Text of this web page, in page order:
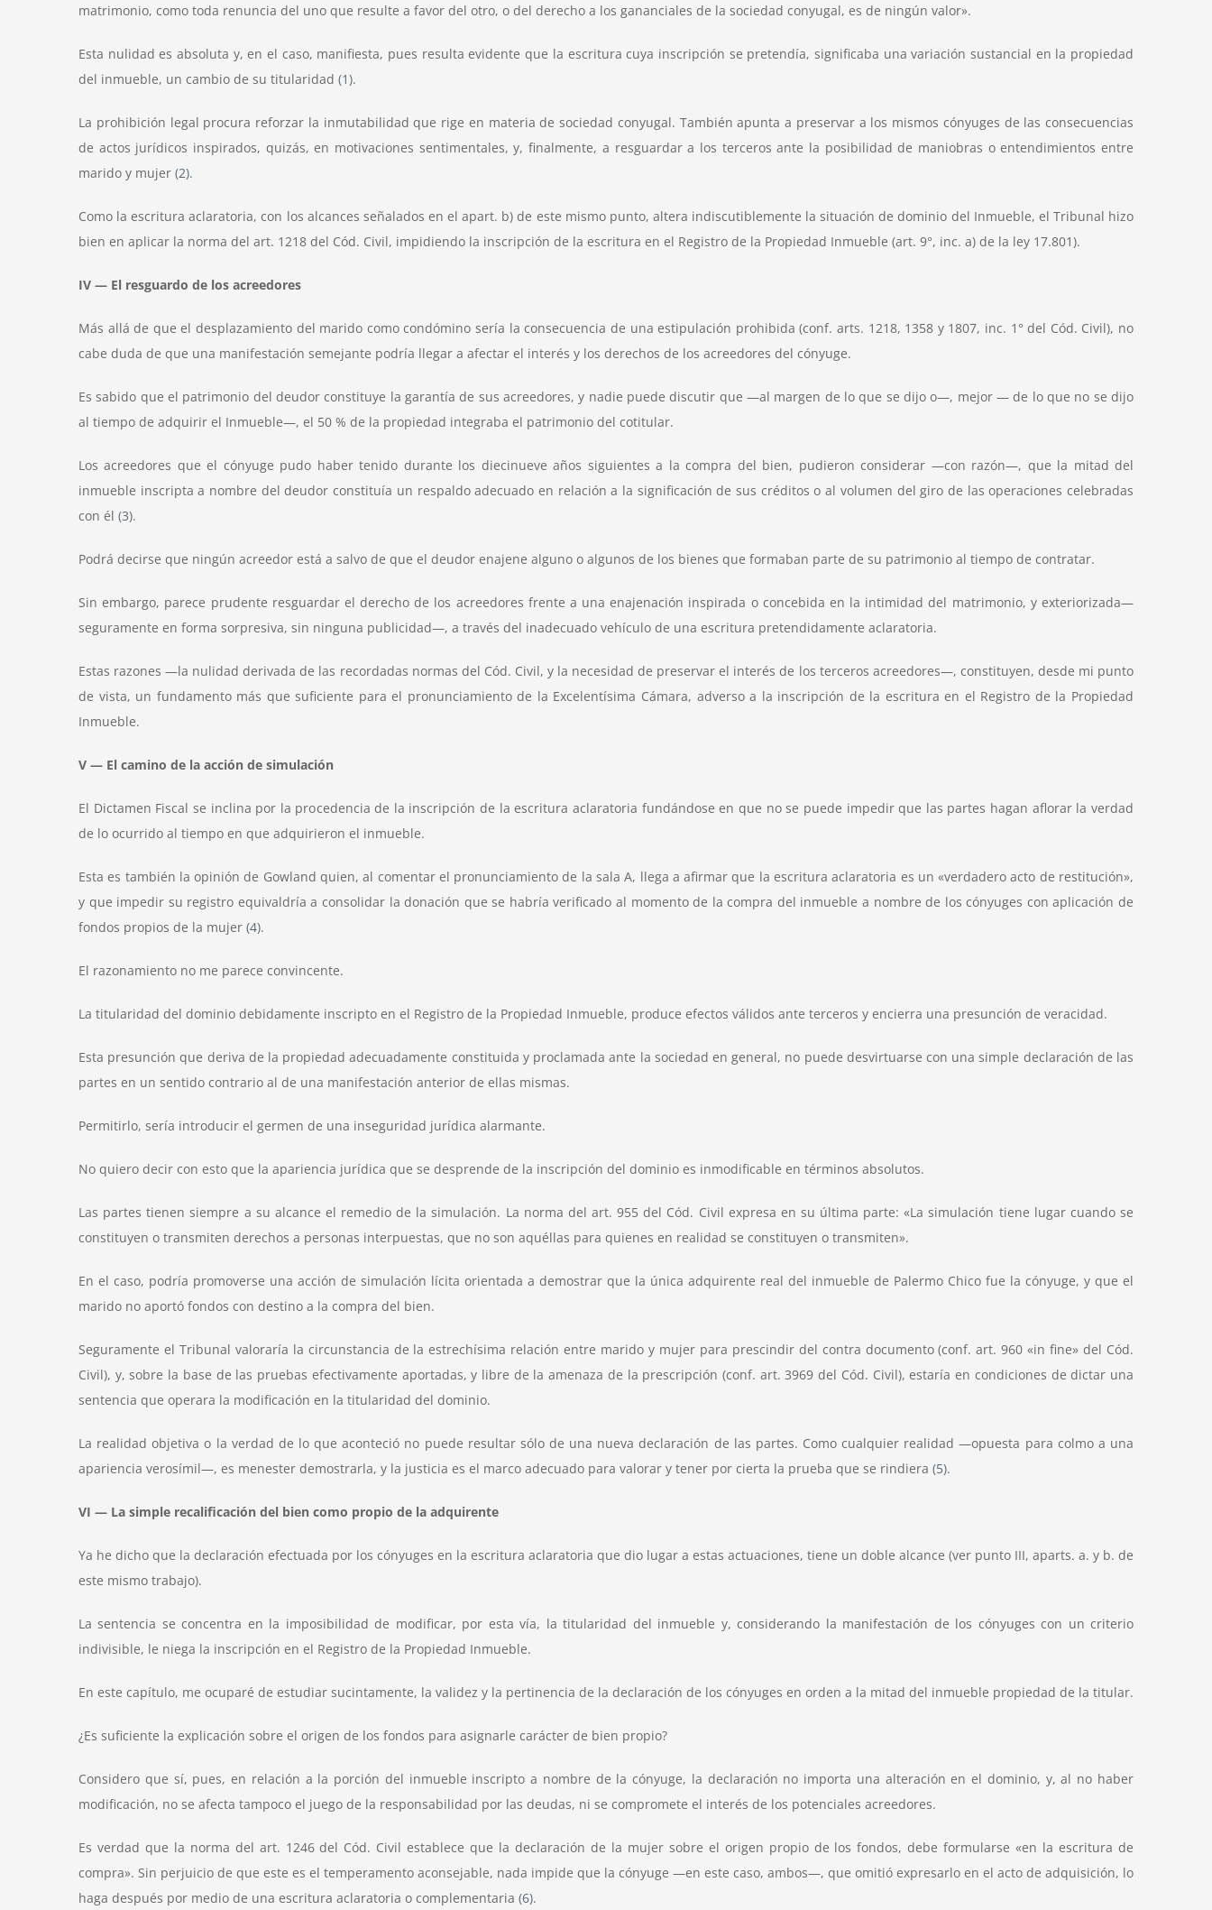
matrimonio, como toda renuncia del uno que resulte a favor del otro, o del derecho a los gananciales de la sociedad conyugal, es de ningún valor».
Esta nulidad es absoluta y, en el caso, manifiesta, pues resulta evidente que la escritura cuya inscripción se pretendía, significaba una variación sustancial en la propiedad
del inmueble, un cambio de su titularidad (1).
La prohibición legal procura reforzar la inmutabilidad que rige en materia de sociedad conyugal. También apunta a preservar a los mismos cónyuges de las consecuencias
de actos jurídicos inspirados, quizás, en motivaciones sentimentales, y, finalmente, a resguardar a los terceros ante la posibilidad de maniobras o entendimientos entre
marido y mujer (2).
Como la escritura aclaratoria, con los alcances señalados en el apart. b) de este mismo punto, altera indiscutiblemente la situación de dominio del Inmueble, el Tribunal hizo
bien en aplicar la norma del art. 1218 del Cód. Civil, impidiendo la inscripción de la escritura en el Registro de la Propiedad Inmueble (art. 9°, inc. a) de la ley 17.801).
IV — El resguardo de los acreedores
Más allá de que el desplazamiento del marido como condómino sería la consecuencia de una estipulación prohibida (conf. arts. 1218, 1358 y 1807, inc. 1° del Cód. Civil), no
cabe duda de que una manifestación semejante podría llegar a afectar el interés y los derechos de los acreedores del cónyuge.
Es sabido que el patrimonio del deudor constituye la garantía de sus acreedores, y nadie puede discutir que —al margen de lo que se dijo o—, mejor — de lo que no se dijo
al tiempo de adquirir el Inmueble—, el 50 % de la propiedad integraba el patrimonio del cotitular.
Los acreedores que el cónyuge pudo haber tenido durante los diecinueve años siguientes a la compra del bien, pudieron considerar —con razón—, que la mitad del
inmueble inscripta a nombre del deudor constituía un respaldo adecuado en relación a la significación de sus créditos o al volumen del giro de las operaciones celebradas
con él (3).
Podrá decirse que ningún acreedor está a salvo de que el deudor enajene alguno o algunos de los bienes que formaban parte de su patrimonio al tiempo de contratar.
Sin embargo, parece prudente resguardar el derecho de los acreedores frente a una enajenación inspirada o concebida en la intimidad del matrimonio, y exteriorizada—
seguramente en forma sorpresiva, sin ninguna publicidad—, a través del inadecuado vehículo de una escritura pretendidamente aclaratoria.
Estas razones —la nulidad derivada de las recordadas normas del Cód. Civil, y la necesidad de preservar el interés de los terceros acreedores—, constituyen, desde mi punto
de vista, un fundamento más que suficiente para el pronunciamiento de la Excelentísima Cámara, adverso a la inscripción de la escritura en el Registro de la Propiedad
Inmueble.
V — El camino de la acción de simulación
El Dictamen Fiscal se inclina por la procedencia de la inscripción de la escritura aclaratoria fundándose en que no se puede impedir que las partes hagan aflorar la verdad
de lo ocurrido al tiempo en que adquirieron el inmueble.
Esta es también la opinión de Gowland quien, al comentar el pronunciamiento de la sala A, llega a afirmar que la escritura aclaratoria es un «verdadero acto de restitución»,
y que impedir su registro equivaldría a consolidar la donación que se habría verificado al momento de la compra del inmueble a nombre de los cónyuges con aplicación de
fondos propios de la mujer (4).
El razonamiento no me parece convincente.
La titularidad del dominio debidamente inscripto en el Registro de la Propiedad Inmueble, produce efectos válidos ante terceros y encierra una presunción de veracidad.
Esta presunción que deriva de la propiedad adecuadamente constituida y proclamada ante la sociedad en general, no puede desvirtuarse con una simple declaración de las
partes en un sentido contrario al de una manifestación anterior de ellas mismas.
Permitirlo, sería introducir el germen de una inseguridad jurídica alarmante.
No quiero decir con esto que la apariencia jurídica que se desprende de la inscripción del dominio es inmodificable en términos absolutos.
Las partes tienen siempre a su alcance el remedio de la simulación. La norma del art. 955 del Cód. Civil expresa en su última parte: «La simulación tiene lugar cuando se
constituyen o transmiten derechos a personas interpuestas, que no son aquéllas para quienes en realidad se constituyen o transmiten».
En el caso, podría promoverse una acción de simulación lícita orientada a demostrar que la única adquirente real del inmueble de Palermo Chico fue la cónyuge, y que el
marido no aportó fondos con destino a la compra del bien.
Seguramente el Tribunal valoraría la circunstancia de la estrechísima relación entre marido y mujer para prescindir del contra documento (conf. art. 960 «in fine» del Cód.
Civil), y, sobre la base de las pruebas efectivamente aportadas, y libre de la amenaza de la prescripción (conf. art. 3969 del Cód. Civil), estaría en condiciones de dictar una
sentencia que operara la modificación en la titularidad del dominio.
La realidad objetiva o la verdad de lo que aconteció no puede resultar sólo de una nueva declaración de las partes. Como cualquier realidad —opuesta para colmo a una
apariencia verosímil—, es menester demostrarla, y la justicia es el marco adecuado para valorar y tener por cierta la prueba que se rindiera (5).
VI — La simple recalificación del bien como propio de la adquirente
Ya he dicho que la declaración efectuada por los cónyuges en la escritura aclaratoria que dio lugar a estas actuaciones, tiene un doble alcance (ver punto III, aparts. a. y b. de
este mismo trabajo).
La sentencia se concentra en la imposibilidad de modificar, por esta vía, la titularidad del inmueble y, considerando la manifestación de los cónyuges con un criterio
indivisible, le niega la inscripción en el Registro de la Propiedad Inmueble.
En este capítulo, me ocuparé de estudiar sucintamente, la validez y la pertinencia de la declaración de los cónyuges en orden a la mitad del inmueble propiedad de la titular.
¿Es suficiente la explicación sobre el origen de los fondos para asignarle carácter de bien propio?
Considero que sí, pues, en relación a la porción del inmueble inscripto a nombre de la cónyuge, la declaración no importa una alteración en el dominio, y, al no haber
modificación, no se afecta tampoco el juego de la responsabilidad por las deudas, ni se compromete el interés de los potenciales acreedores.
Es verdad que la norma del art. 1246 del Cód. Civil establece que la declaración de la mujer sobre el origen propio de los fondos, debe formularse «en la escritura de
compra». Sin perjuicio de que este es el temperamento aconsejable, nada impide que la cónyuge —en este caso, ambos—, que omitió expresarlo en el acto de adquisición, lo
haga después por medio de una escritura aclaratoria o complementaria (6).